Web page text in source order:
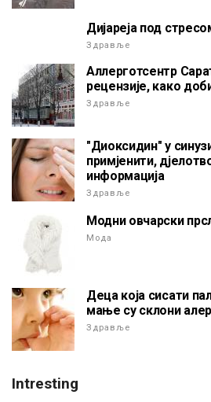
Дијареја под
Здравље
Аллерготсентр
рецензије, како
Здравље
"Диоксидин" у
примјенити,
информација
Здравље
Модни овчарски
Мода
Деца која сисати
мање су склони
Здравље
Intresting